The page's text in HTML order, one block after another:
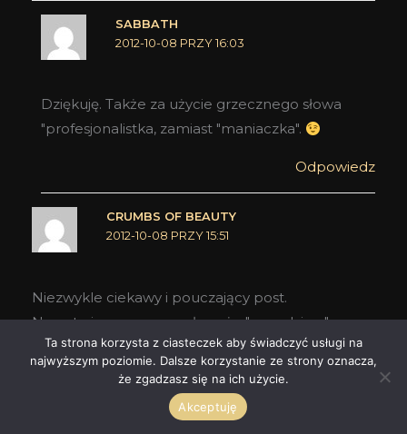
SABBATH
2012-10-08 PRZY 16:03
Dziękuję. Także za użycie grzecznego słowa
"profesjonalistka, zamiast "maniaczka".
Odpowiedz
CRUMBS OF BEAUTY
2012-10-08 PRZY 15:51
Niezwykle ciekawy i pouczający post.
Nawet nie przypuszczałam, że "prawdziwe"
poznanie zapachu wymaga tyle poświęceń więc
tym bardziej Cię podziwiam i doceniam trud
włożony w prowadzenie bloga.
Ta strona korzysta z ciasteczek aby świadczyć usługi na
najwyższym poziomie. Dalsze korzystanie ze strony oznacza,
że zgadzasz się na ich użycie.
Akceptuję